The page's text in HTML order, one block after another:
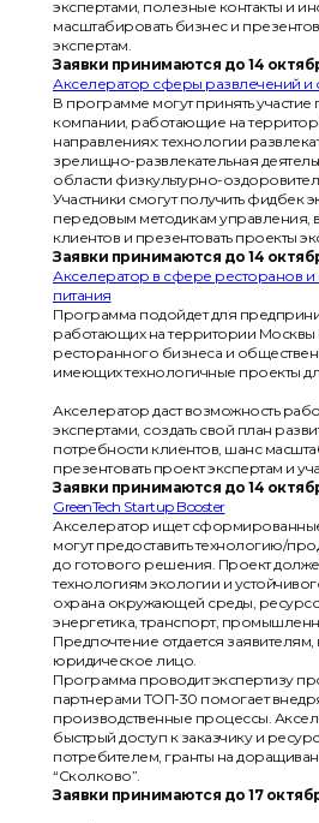
экспертами, полезные контакты и
масштабировать бизнес и
экспертам.
Заявки принимаются до 14
Акселератор сферы развлечений и
В программе могут принять
компании, работающие на
направлениях: технологии
зрелищно-развлекательная
области физкультурно-
Участники смогут получить фидбек
передовым методикам управления,
клиентов и презентовать проекты
Заявки принимаются до 14
Акселератор в сфере ресторанов
питания
Программа подойдет для
работающих на территории Москвы
ресторанного бизнеса и
имеющих технологичные проекты
Акселератор даст возможность
экспертами, создать свой план
потребности клиентов, шанс
презентовать проект экспертам и
Заявки принимаются до 14
GreenTech Startup Booster
Акселератор ищет
могут предоставить технологию/
до готового решения. Проект
технологиям экологии и
охрана окружающей среды,
энергетика, транспорт,
Предпочтение отдается
юридическое лицо.
Программа проводит экспертизу
партнерами ТОП-30 помогает
производственные процессы.
быстрый доступ к заказчику и
потребителем, гранты на
“Сколково”.
Заявки принимаются до 17